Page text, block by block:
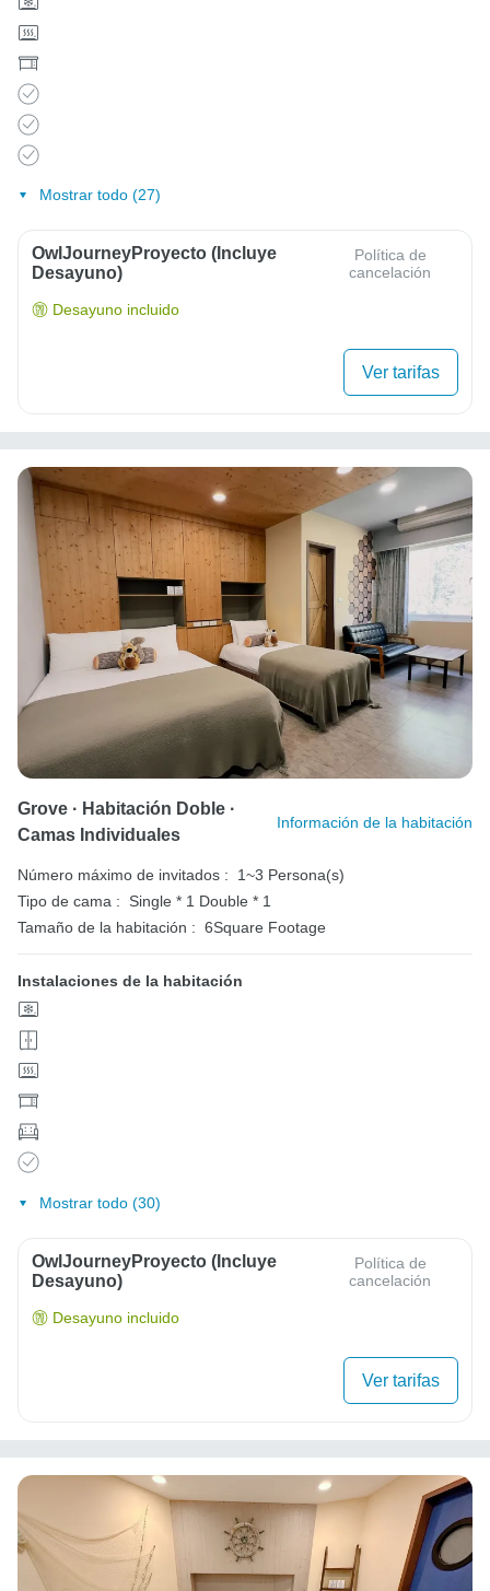
Mostrar todo (27)
OwlJourneyProyecto (Incluye
Desayuno)
Política de
cancelación
Desayuno incluido
Ver tarifas
Grove · Habitación Doble ·
Camas Individuales
Información de la habitación
Número máximo de invitados :
1~3 Persona(s)
Tipo de cama :
Single * 1 Double * 1
Tamaño de la habitación : 6Square Footage
Instalaciones de la habitación
Mostrar todo (30)
OwlJourneyProyecto (Incluye
Desayuno)
Política de
cancelación
Desayuno incluido
Ver tarifas